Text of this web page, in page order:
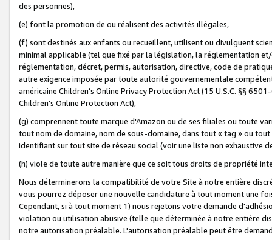
des personnes),
(e) font la promotion de ou réalisent des activités illégales,
(f) sont destinés aux enfants ou recueillent, utilisent ou divulguent
minimal applicable (tel que fixé par la législation, la réglementation
réglementation, décret, permis, autorisation, directive, code de
autre exigence imposée par toute autorité gouvernementale
américaine Children’s Online Privacy Protection Act (15 U.S.C. §§
Children’s Online Protection Act),
(g) comprennent toute marque d'Amazon ou de ses filiales ou toute
tout nom de domaine, nom de sous-domaine, dans tout « tag » ou
identifiant sur tout site de réseau social (voir une liste non exhaustive
(h) viole de toute autre manière que ce soit tous droits de propriété
Nous déterminerons la compatibilité de votre Site à notre entière
vous pourrez déposer une nouvelle candidature à tout moment une
Cependant, si à tout moment 1) nous rejetons votre demande
violation ou utilisation abusive (telle que déterminée à notre entière
notre autorisation préalable. L'autorisation préalable peut être